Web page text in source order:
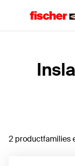
2 productfamilies